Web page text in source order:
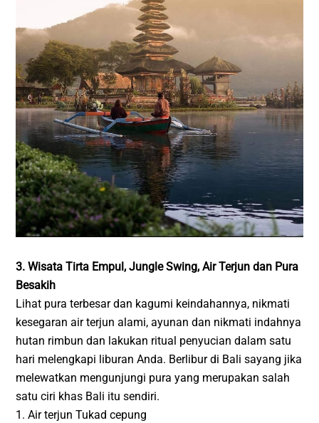
3. Wisata Tirta Empul, Jungle Swing, Air Terjun dan Pura
Besakih
Lihat pura terbesar dan kagumi keindahannya, nikmati
kesegaran air terjun alami, ayunan dan nikmati indahnya
hutan rimbun dan lakukan ritual penyucian dalam satu
hari melengkapi liburan Anda. Berlibur di Bali sayang jika
melewatkan mengunjungi pura yang merupakan salah
satu ciri khas Bali itu sendiri.
1. Air terjun Tukad cepung